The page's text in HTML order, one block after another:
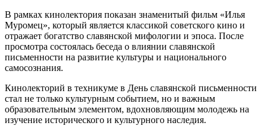
В рамках кинолектория показан знаменитый фильм «Илья
Муромец», который является классикой советского кино и
отражает богатство славянской мифологии и эпоса. После
просмотра состоялась беседа о влиянии славянской
письменности на развитие культуры и национального
самосознания.
Кинолекторий в техникуме в День славянской письменности
стал не только культурным событием, но и важным
образовательным элементом, вдохновляющим молодежь на
изучение исторического и культурного наследия.